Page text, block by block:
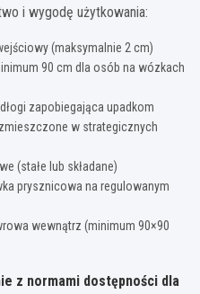
i wygodę użytkowania:
(maksymalnie 2 cm)
90 cm dla osób na wózkach
zapobiegająca upadkom
w strategicznych
(stałe lub składane)
prysznicowa na regulowanym
wewnątrz (minimum 90×90
z normami dostępności dla